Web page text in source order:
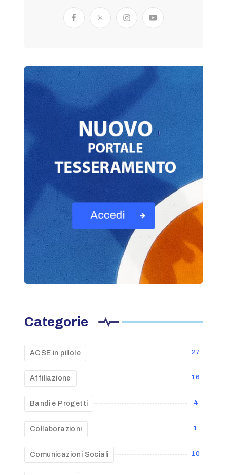
Categorie
ACSE in pillole 27
Affiliazione 16
Bandi e Progetti 4
Collaborazioni 1
Comunicazioni Sociali 10